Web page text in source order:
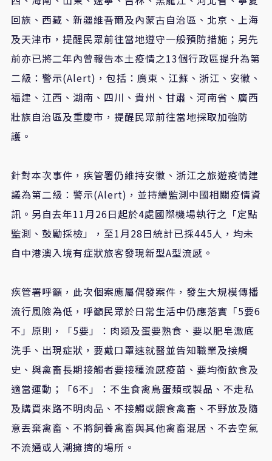
回族、西藏、新疆維吾爾及內蒙古自治區、北京、上海
及天津市，提醒民眾前往當地遵守一般預防措施；另先
前亦已將二年內曾報告本土疫情之13個行政區提升為第
二級：警示(Alert) ，包括：廣東、江蘇、浙江、安徽、
福建、江西、湖南、四川、貴州、甘肅、河南省、廣西
壯族自治區及重慶市，提醒民眾前往當地採取加強防
護。
針對本次事件，疾管署仍維持安徽、浙江之旅遊疫情建
議為第二級：警示(Alert) ，並持續監測中國相關疫情資
訊。另自去年11月26日起於4處國際機場執行之「定點
監測、鼓勵採檢」，至1月28日統計已採445人，均未
自中港澳入境有症狀旅客發現新型A型流感。
疾管署呼籲，此次個案應屬偶發案件，發生大規模傳播
流行風險為低，呼籲民眾於日常生活中仍應落實「5要6
不」原則，「5要」：肉類及蛋要熟食、要以肥皂澈底
洗手、出現症狀，要戴口罩速就醫並告知職業及接觸
史、與禽畜長期接觸者要接種流感疫苗、要均衡飲食及
適當運動；「6不」：不生食禽鳥蛋類或製品、不走私
及購買來路不明肉品、不接觸或餵食禽畜、不野放及隨
意丟棄禽畜、不將飼養禽畜與其他禽畜混居、不去空氣
不流通或人潮擁擠的場所。